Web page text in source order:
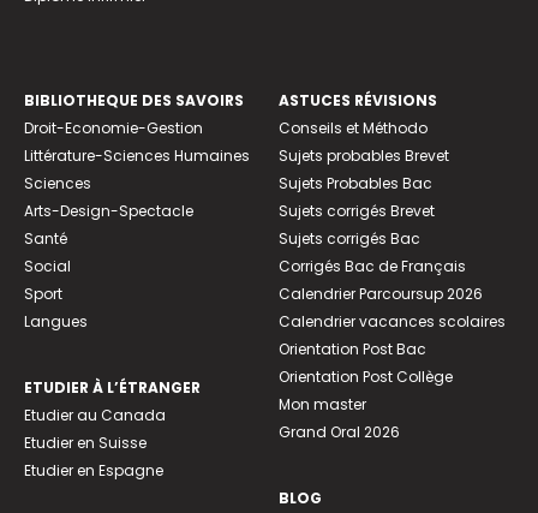
BIBLIOTHEQUE DES SAVOIRS
Droit-Economie-Gestion
Littérature-Sciences Humaines
Sciences
Arts-Design-Spectacle
Santé
Social
Sport
Langues
ETUDIER À L’ÉTRANGER
Etudier au Canada
Etudier en Suisse
Etudier en Espagne
ASTUCES RÉVISIONS
Conseils et Méthodo
Sujets probables Brevet
Sujets Probables Bac
Sujets corrigés Brevet
Sujets corrigés Bac
Corrigés Bac de Français
Calendrier Parcoursup 2026
Calendrier vacances scolaires
Orientation Post Bac
Orientation Post Collège
Mon master
Grand Oral 2026
BLOG